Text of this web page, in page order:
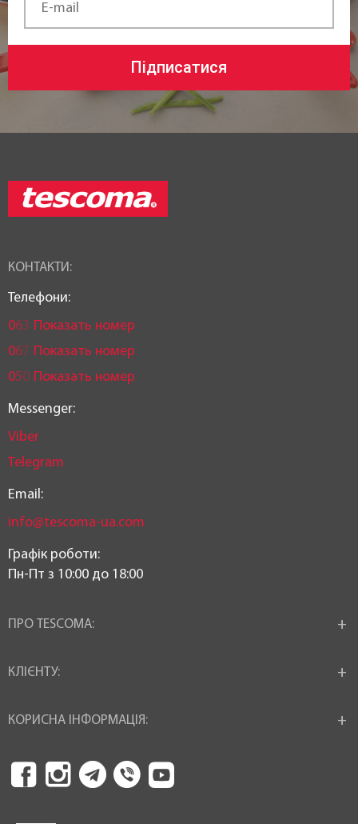
Підписатися
КОНТАКТИ:
Телефони:
063 Показать номер
067 Показать номер
050 Показать номер
Messenger:
Viber
Telegram
Email:
info@tescoma-ua.com
Графік роботи:
Пн-Пт з 10:00 до 18:00
ПРО TESCOMA:
КЛІЄНТУ:
КОРИСНА ІНФОРМАЦІЯ: